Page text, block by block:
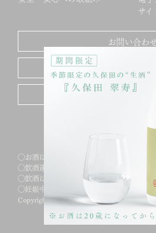
サ
お問い合わ
酒販店・飲料店様サ
KUBOTA MAIL NEWS
◯お酒は20歳になってから
◯飲酒運転は絶対にやめましょう
◯飲酒は健康に留意し適量を
◯妊娠中や授乳期の飲酒は控えましょう
Copyright (C) ASAHI-SHUZO SAKE